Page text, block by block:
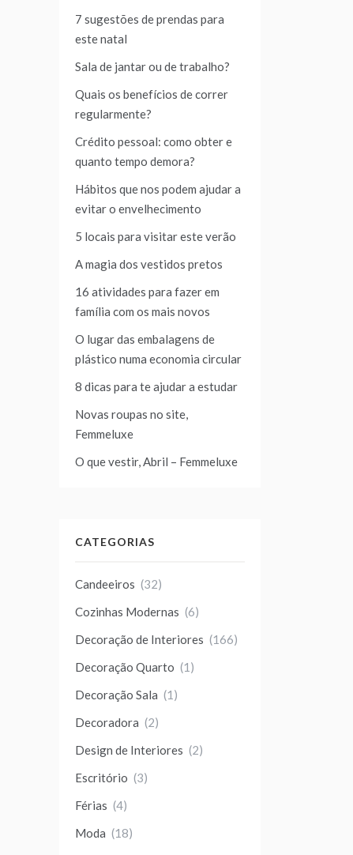
7 sugestões de prendas para
este natal
Sala de jantar ou de trabalho?
Quais os benefícios de correr
regularmente?
Crédito pessoal: como obter e
quanto tempo demora?
Hábitos que nos podem ajudar a
evitar o envelhecimento
5 locais para visitar este verão
A magia dos vestidos pretos
16 atividades para fazer em
família com os mais novos
O lugar das embalagens de
plástico numa economia circular
8 dicas para te ajudar a estudar
Novas roupas no site,
Femmeluxe
O que vestir, Abril – Femmeluxe
CATEGORIAS
Candeeiros (32)
Cozinhas Modernas (6)
Decoração de Interiores (166)
Decoração Quarto (1)
Decoração Sala (1)
Decoradora (2)
Design de Interiores (2)
Escritório (3)
Férias (4)
Moda (18)